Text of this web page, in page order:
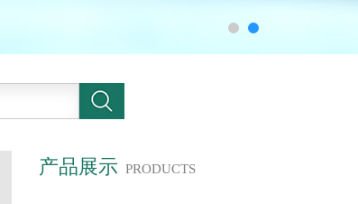
产品展示 PRODUCTS